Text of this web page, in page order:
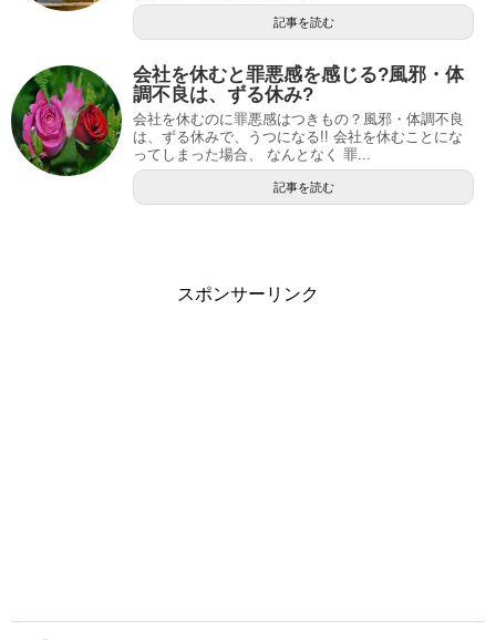
記事を読む
会社を休むと罪悪感を感じる?風邪・体
調不良は、ずる休み?
会社を休むのに罪悪感はつきもの？風邪・体調不良
は、ずる休みで、うつになる!! 会社を休むことにな
ってしまった場合、 なんとなく 罪...
記事を読む
スポンサーリンク